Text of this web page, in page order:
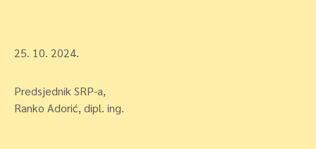
25. 10. 2024.
Predsjednik SRP-a,
Ranko Adorić, dipl. ing.